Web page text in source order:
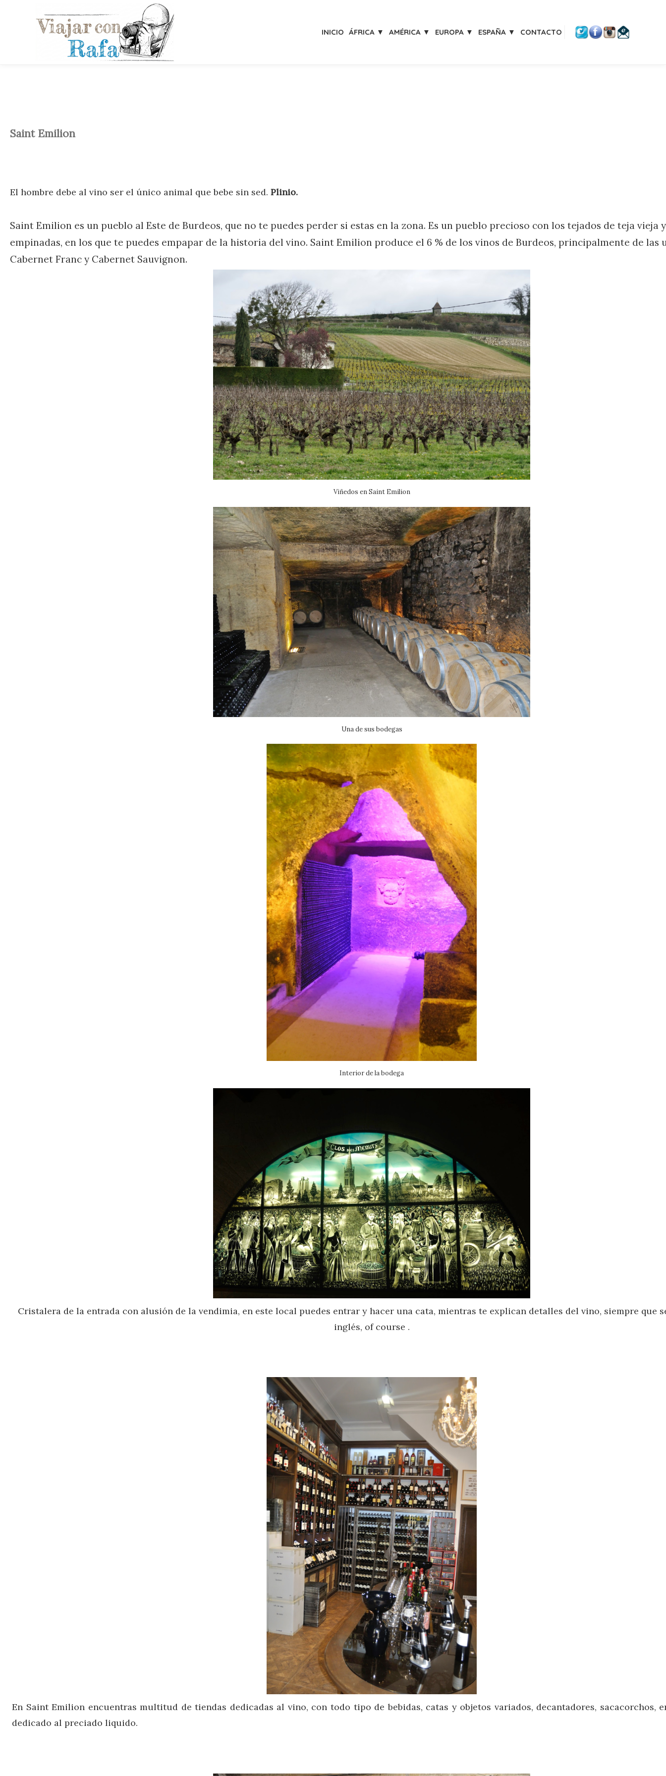
INICIO ÁFRICA ▼ AMÉRICA ▼ EUROPA ▼ ESPAÑA ▼ CONTACTO
Saint Emilion
El hombre debe al vino ser el único animal que bebe sin sed. Plinio.
Saint Emilion es un pueblo al Este de Burdeos, que no te puedes perder si estas en la zona. Es un pueblo precioso con los tejados de teja vieja
empinadas, en los que te puedes empapar de la historia del vino. Saint Emilion produce el 6 % de los vinos de Burdeos, principalmente de las
Cabernet Franc y Cabernet Sauvignon.
Viñedos en Saint Emilion
Una de sus bodegas
Interior de la bodega
Cristalera de la entrada con alusión de la vendimia, en este local puedes entrar y hacer una cata, mientras te explican detalles del vino, siempre que
inglés, of course .
En Saint Emilion encuentras multitud de tiendas dedicadas al vino, con todo tipo de bebidas, catas y objetos variados, decantadores, sacacorchos,
dedicado al preciado liquido.